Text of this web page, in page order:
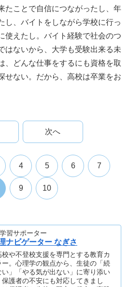
たことで自信につながったし、年
し、バイトをしながら学校に行っ
使えたし。バイト経験で社会のつ
はないから、大学も受験出来る未
、どんな仕事をするにも資格を取
せない。だから、高校は卒業をお
次へ
4 5 6 7
9 10
習サポーター
ナビゲーター なぎさ
校や不登校支援を専門とする教育カ
ー。心理学の観点から、生徒の「続
い」「やる気が出ない」に寄り添い
保護者の不安にも対応してきまし